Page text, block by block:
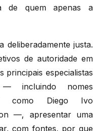
de quem apenas a
deliberadamente justa.
de autoridade em
principais especialistas
incluindo nomes
como Diego Ivo
—, apresentar uma
com fontes, por que